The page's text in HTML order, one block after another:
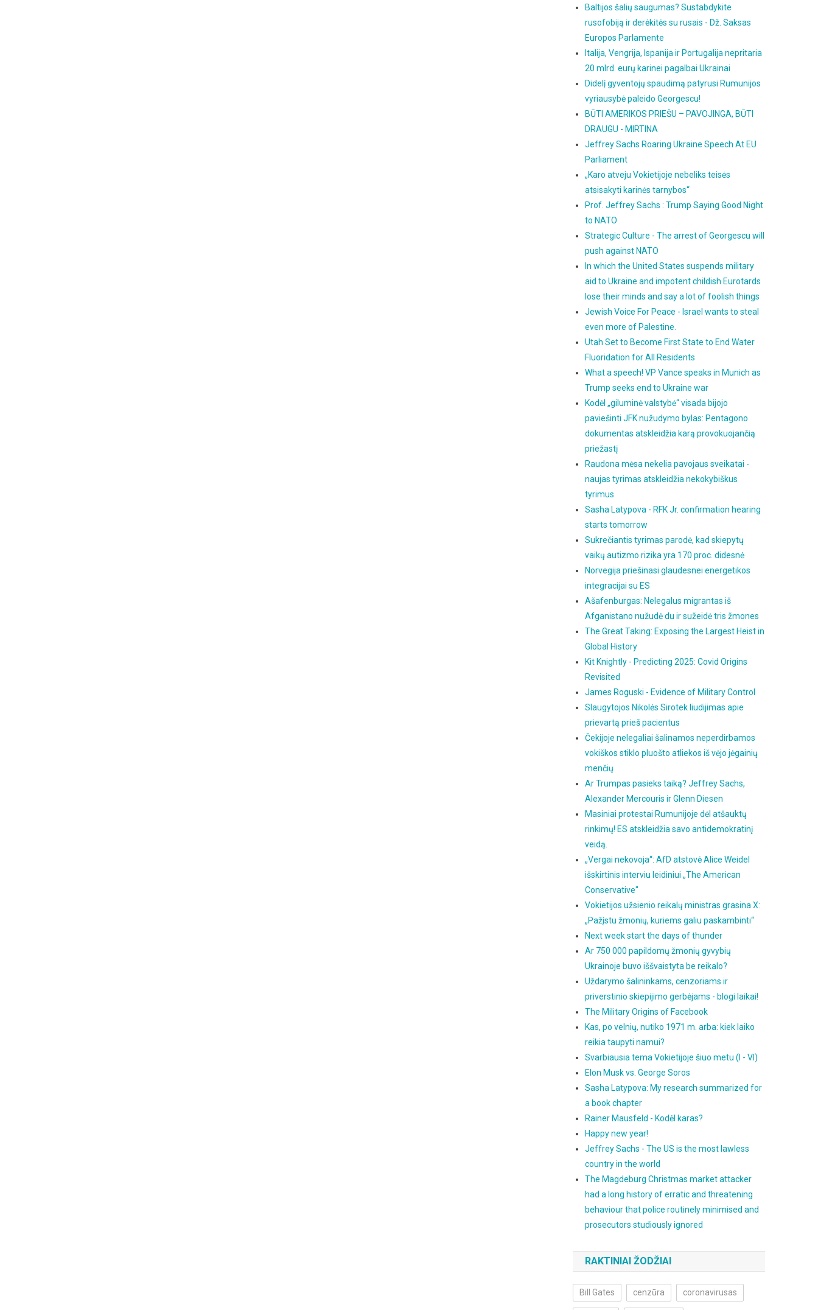
Baltijos šalių saugumas? Sustabdykite
rusofobiją ir derėkitės su rusais - Dž. Saksas
Europos Parlamente
Italija, Vengrija, Ispanija ir Portugalija nepritaria
20 mlrd. eurų karinei pagalbai Ukrainai
Didelį gyventojų spaudimą patyrusi Rumunijos
vyriausybė paleido Georgescu!
BŪTI AMERIKOS PRIEŠU – PAVOJINGA, BŪTI
DRAUGU - MIRTINA
Jeffrey Sachs Roaring Ukraine Speech At EU
Parliament
„Karo atveju Vokietijoje nebeliks teisės
atsisakyti karinės tarnybos“
Prof. Jeffrey Sachs : Trump Saying Good Night
to NATO
Strategic Culture - The arrest of Georgescu will
push against NATO
In which the United States suspends military
aid to Ukraine and impotent childish Eurotards
lose their minds and say a lot of foolish things
Jewish Voice For Peace - Israel wants to steal
even more of Palestine.
Utah Set to Become First State to End Water
Fluoridation for All Residents
What a speech! VP Vance speaks in Munich as
Trump seeks end to Ukraine war
Kodėl „giluminė valstybė“ visada bijojo
paviešinti JFK nužudymo bylas: Pentagono
dokumentas atskleidžia karą provokuojančią
priežastį
Raudona mėsa nekelia pavojaus sveikatai -
naujas tyrimas atskleidžia nekokybiškus
tyrimus
Sasha Latypova - RFK Jr. confirmation hearing
starts tomorrow
Sukrečiantis tyrimas parodė, kad skiepytų
vaikų autizmo rizika yra 170 proc. didesnė
Norvegija priešinasi glaudesnei energetikos
integracijai su ES
Ašafenburgas: Nelegalus migrantas iš
Afganistano nužudė du ir sužeidė tris žmones
The Great Taking: Exposing the Largest Heist in
Global History
Kit Knightly - Predicting 2025: Covid Origins
Revisited
James Roguski - Evidence of Military Control
Slaugytojos Nikolės Sirotek liudijimas apie
prievartą prieš pacientus
Čekijoje nelegaliai šalinamos neperdirbamos
vokiškos stiklo pluošto atliekos iš vėjo jėgainių
menčių
Ar Trumpas pasieks taiką? Jeffrey Sachs,
Alexander Mercouris ir Glenn Diesen
Masiniai protestai Rumunijoje dėl atšauktų
rinkimų! ES atskleidžia savo antidemokratinį
veidą.
„Vergai nekovoja“: AfD atstovė Alice Weidel
išskirtinis interviu leidiniui „The American
Conservative"
Vokietijos užsienio reikalų ministras grasina X:
„Pažįstu žmonių, kuriems galiu paskambinti“
Next week start the days of thunder
Ar 750 000 papildomų žmonių gyvybių
Ukrainoje buvo iššvaistyta be reikalo?
Uždarymo šalininkams, cenzoriams ir
priverstinio skiepijimo gerbėjams - blogi laikai!
The Military Origins of Facebook
Kas, po velnių, nutiko 1971 m. arba: kiek laiko
reikia taupyti namui?
Svarbiausia tema Vokietijoje šiuo metu (I - VI)
Elon Musk vs. George Soros
Sasha Latypova: My research summarized for
a book chapter
Rainer Mausfeld - Kodėl karas?
Happy new year!
Jeffrey Sachs - The US is the most lawless
country in the world
The Magdeburg Christmas market attacker
had a long history of erratic and threatening
behaviour that police routinely minimised and
prosecutors studiously ignored
RAKTINIAI ŽODŽIAI
Bill Gates cenzūra coronavirusas